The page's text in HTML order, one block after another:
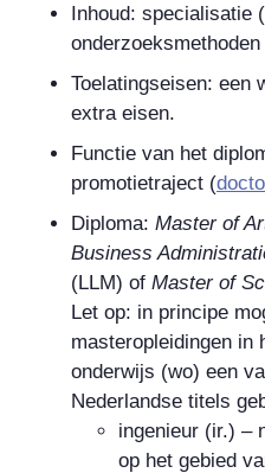
Inhoud: specialisatie
Toelatingseisen: een
extra eisen.
Functie van het
promotietraject (
Diploma: Master of
Business
(LLM) of Master of
Let op: in principe
masteropleidingen in
onderwijs (wo) een
Nederlandse titels
ingenieur (ir.) –
op het gebied